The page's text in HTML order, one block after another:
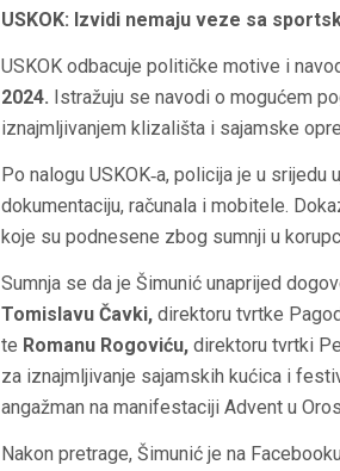
USKOK: Izvidi nemaju veze sa
USKOK odbacuje političke motive i
2024. Istražuju se navodi o mogućem
iznajmljivanjem klizališta i sajamske
Po nalogu USKOK‑a, policija je u
dokumentaciju, računala i mobitele.
koje su podnesene zbog sumnji u
Sumnja se da je Šimunić unaprijed
Tomislavu Čavki, direktoru tvrtke
te Romanu Rogoviću, direktoru tvrtki
za iznajmljivanje sajamskih kućica i
angažman na manifestaciji Advent u
Nakon pretrage, Šimunić je na